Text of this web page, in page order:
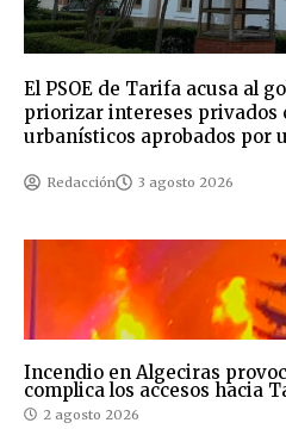
El PSOE de Tarifa acusa al
priorizar intereses privados
urbanísticos aprobados por
Redacción 3 agosto 2026
Incendio en Algeciras
complica los accesos hacia
2 agosto 2026